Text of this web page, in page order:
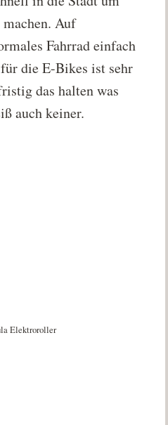
Auf
Fahrrad einfach
die E-Bikes ist sehr
das halten was
auch keiner.
Elektroroller